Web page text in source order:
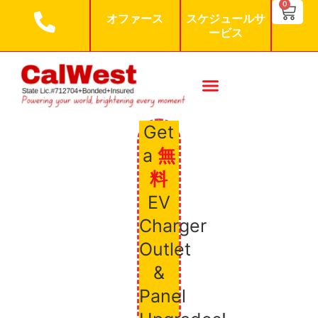
Search
SEARCH
オファース
スケジュールサ
ービス
0
Get
a 無
料
EV
Charger
Outlet
&
Panel